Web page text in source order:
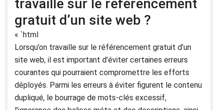
travaille sur le référencement
gratuit d’un site web ?
« `html
Lorsqu’on travaille sur le référencement gratuit d’un
site web, il est important d’éviter certaines erreurs
courantes qui pourraient compromettre les efforts
déployés. Parmi les erreurs à éviter figurent le contenu
dupliqué, le bourrage de mots-clés excessif,